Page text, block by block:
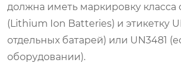
должна иметь маркировку класса
(Lithium Ion Batteries) и этикетку
отдельных батарей) или UN3481
оборудовании).